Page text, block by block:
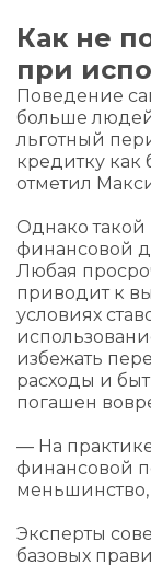
Как не
при
Поведение
больше людей
льготный
кредитку как
отметил
Однако такой
финансовой
Любая
приводит к
условиях
избежать
расходы и
погашен
— На практике
финансовой
Эксперты
базовых